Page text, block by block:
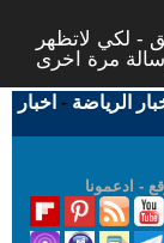
- لكي لاتظهر
الرياضة - اخبار
- ادعمونا